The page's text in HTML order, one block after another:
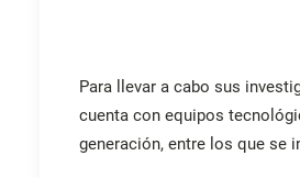
Para llevar a cabo sus
cuenta con equipos
generación, entre los que se